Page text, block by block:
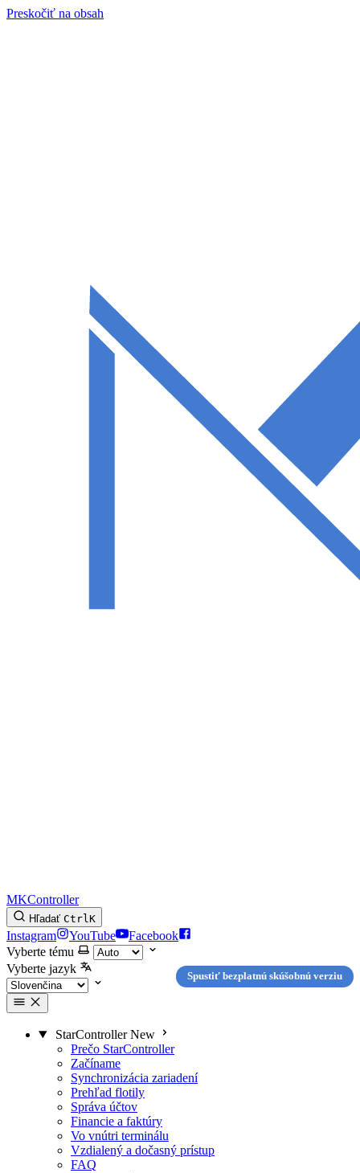
Preskočiť na obsah
MKController
Hľadať CtrlK
Instagram YouTube
Facebook
Vyberte tému
Vyberte jazyk
Spustiť bezplatnú skúšobnú verziu
StarController New
Prečo StarController
Začíname
Synchronizácia zariadení
Prehľad flotily
Správa účtov
Financie a faktúry
Vo vnútri terminálu
Vzdialený a dočasný prístup
FAQ